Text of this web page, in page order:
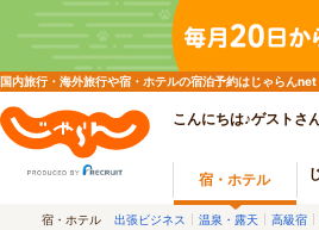
国内旅行・海外旅行や宿・ホテルの宿泊予約はじゃらん
こんにちは♪ゲストさ
宿・ホテル
宿・ホテル 出張ビジネス 温泉・露天 高級宿